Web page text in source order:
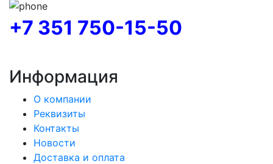
+7 351 750-15-50
Информация
О компании
Реквизиты
Контакты
Новости
Доставка и оплата